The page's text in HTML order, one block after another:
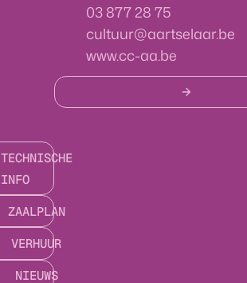
03 877 28 75
E-mailcultuur@aartselaar.be
Websitewww.cc-aa.be
TECHNISCHE
INFO
ZAALPLAN
VERHUUR
NIEUWS